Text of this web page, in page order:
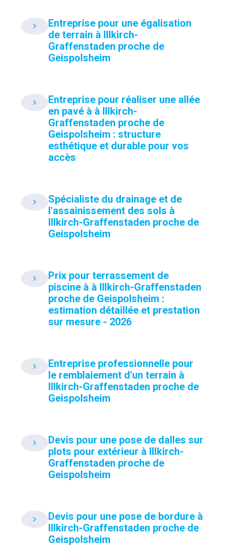
Entreprise pour une égalisation
de terrain à Illkirch-
Graffenstaden proche de
Geispolsheim
Entreprise pour réaliser une allée
en pavé à à Illkirch-
Graffenstaden proche de
Geispolsheim : structure
esthétique et durable pour vos
accès
Spécialiste du drainage et de
l'assainissement des sols à
Illkirch-Graffenstaden proche de
Geispolsheim
Prix pour terrassement de
piscine à à Illkirch-Graffenstaden
proche de Geispolsheim :
estimation détaillée et prestation
sur mesure - 2026
Entreprise professionnelle pour
le remblaiement d'un terrain à
Illkirch-Graffenstaden proche de
Geispolsheim
Devis pour une pose de dalles sur
plots pour extérieur à Illkirch-
Graffenstaden proche de
Geispolsheim
Devis pour une pose de bordure à
Illkirch-Graffenstaden proche de
Geispolsheim